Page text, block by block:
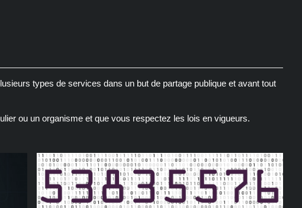
types de services dans un but de partage publique et avant tout
ou un organisme et que vous respectez les lois en vigueurs.